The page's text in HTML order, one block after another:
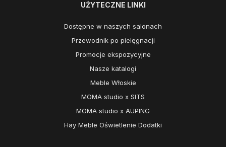
UŻYTECZNE LINKI
Dostępne w naszych salonach
Przewodnik po pielęgnacji
Promocje ekspozycyjne
Nasze katalogi
Meble Włoskie
MOMA studio x SITS
MOMA studio x AUPING
Hay Meble Oświetlenie Dodatki